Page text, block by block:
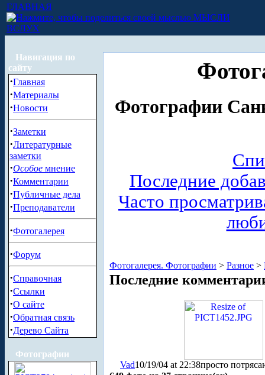
ГЛАВНАЯ
МЫСЛИ
ВСЛУХ
Навигация по
сайту
·Главная
·Материалы
·Новости
·Заметки
·Литературные
заметки
·Особое мнение
·Комментарии
·Публичные дела
·Преподаватели
·Фотогалерея
·Форум
·Справочная
·Ссылки
·О сайте
·Обратная связь
·Дерево Сайта
Фотографии
Фотографии
Последние
Часто
Фотогалерея. Фотографии > Разное >
Последние
Vad10/19/04 at 22:38просто